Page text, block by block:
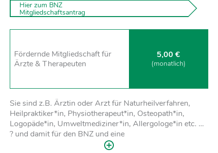
Hier zum BNZ
Mitgliedschaftsantrag
Fördernde Mitglied­schaft für
Ärzte & Therapeuten
5,00 €
(monat­lich)
Sie sind z.B. Ärztin oder Arzt für Naturheilverfahren,
Heilpraktiker*in, Physiotherapeut*in, Osteopath*in,
Logopäde*in, Umweltmediziner*in, Allergologe*in etc. …
? und damit für den BNZ und eine